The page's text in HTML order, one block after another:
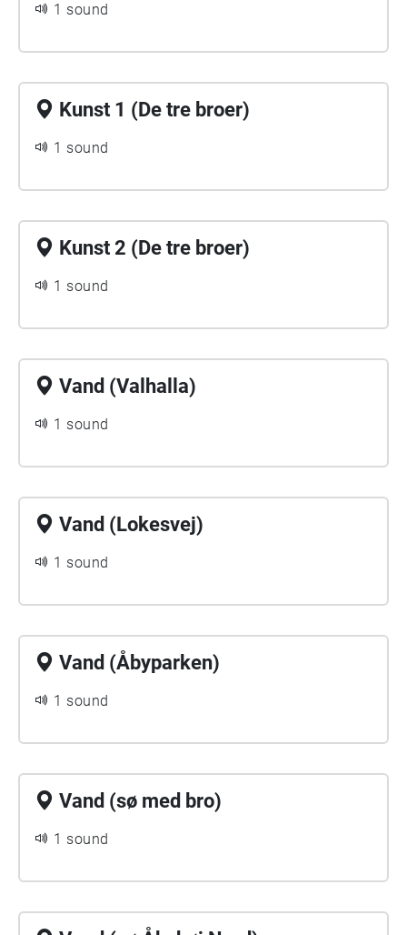
1 sound
Kunst 1 (De tre broer)
1 sound
Kunst 2 (De tre broer)
1 sound
Vand (Valhalla)
1 sound
Vand (Lokesvej)
1 sound
Vand (Åbyparken)
1 sound
Vand (sø med bro)
1 sound